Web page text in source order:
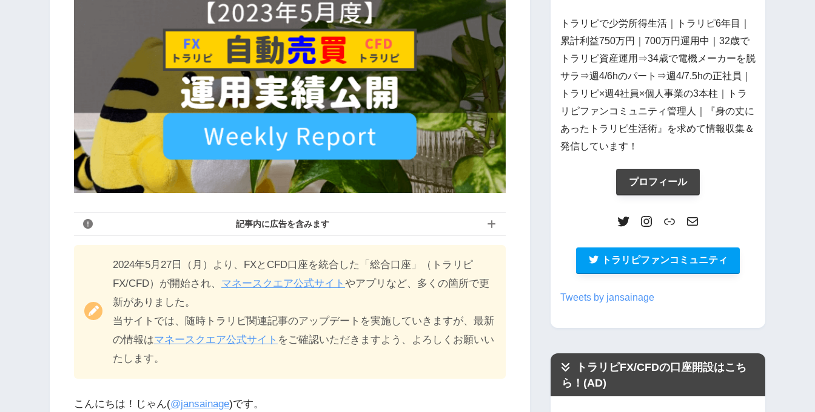
記事内に広告を含みます
2024年5月27日（月）より、FXとCFD口座を統合した「総合口座」（トラリピ
FX/CFD）が開始され、 マネースクエア公式サイト やアプリなど、多くの箇所で更
新がありました。
当サイトでは、随時トラリピ関連記事のアップデートを実施していきますが、最新
の情報はマネースクエア公式サイト をご確認いただきますよう、よろしくお願いい
たします。
こんにちは！じゃん(@jansainage)です。
トラリピで少労所得生活｜トラリピ6年目｜
累計利益750万円｜700万円運用中｜32歳で
トラリピ資産運用⇒34歳で電機メーカーを脱
サラ⇒週4/6hのパート⇒週4/7.5hの正社員｜
トラリピ×週4社員×個人事業の3本柱｜トラ
リピファンコミュニティ管理人｜『身の丈に
あったトラリピ生活術』を求めて情報収集＆
発信しています！
プロフィール
トラリピファンコミュニティ
Tweets by jansainage
トラリピFX/CFDの口座開設はこち
ら！(AD)